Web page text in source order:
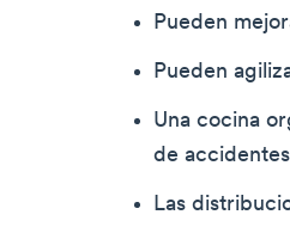
Pueden
Pueden
Una cocina
de
Las